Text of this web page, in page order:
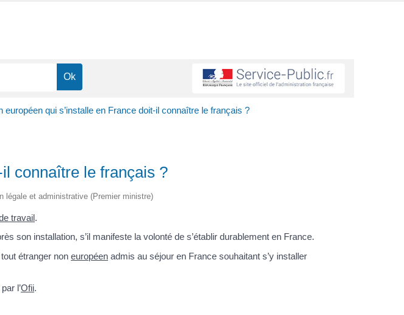
européen qui s’installe en France doit-il connaître le français ?
connaître le français ?
légale et administrative (Premier ministre)
travail.
son installation, s’il manifeste la volonté de s’établir durablement en France.
étranger non européen admis au séjour en France souhaitant s’y installer
l’Ofii.